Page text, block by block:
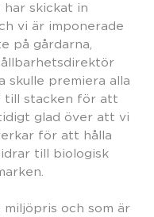
har skickat in
vi är imponerade
på gårdarna,
skulle premiera alla
till stacken för att
glad över att vi
för att hålla
till biologisk
och som är